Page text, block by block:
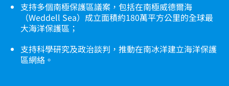
支持多個南極保護區議案，包括在南極威德爾海
（Weddell Sea）成立面積約180萬平方公里的全球最
大海洋保護區；
支持科學研究及政治談判，推動在南冰洋建立海洋保護
區網絡。